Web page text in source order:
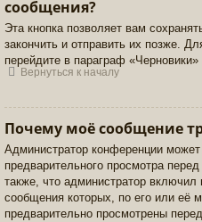
сообщения?
Эта кнопка позволяет вам
закончить и отправить их позже.
перейдите в параграф «Черновики»
Вернуться к началу
Почему моё сообщение
Администратор конференции
предварительного просмотра
также, что администратор включил
сообщения которых, по его или её
предварительно просмотрены